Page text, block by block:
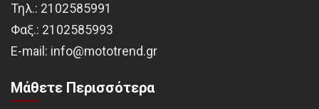
Τηλ.: 2102585991
Φαξ.: 2102585993
Ε-mail: info@mototrend.gr
Μάθετε Περισσότερα